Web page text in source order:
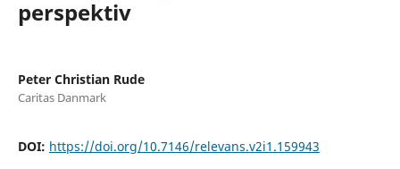
perspektiv
Peter Christian Rude
Caritas Danmark
DOI: https://doi.org/10.7146/relevans.v2i1.159943